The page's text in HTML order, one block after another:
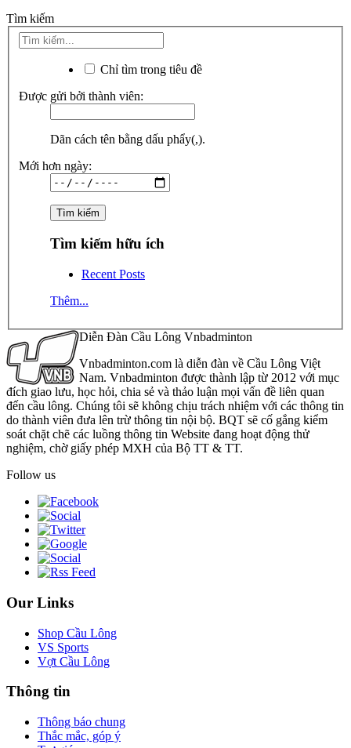
Tìm kiếm
Chỉ tìm trong tiêu đề
Được gửi bởi thành viên:
Dãn cách tên bằng dấu phẩy(,).
Mới hơn ngày:
Tìm kiếm hữu ích
Recent Posts
Thêm...
Diễn Đàn Cầu Lông Vnbadminton
Vnbadminton.com là diễn đàn về Cầu Lông Việt
Nam. Vnbadminton được thành lập từ 2012 với mục
đích giao lưu, học hỏi, chia sẻ và thảo luận mọi vấn đề liên quan
đến cầu lông. Chúng tôi sẽ không chịu trách nhiệm với các thông tin
do thành viên đưa lên trừ thông tin nội bộ. BQT sẽ cố gắng kiểm
soát chặt chẽ các luồng thông tin Website đang hoạt động thử
nghiệm, chờ giấy phép MXH của Bộ TT & TT.
Follow us
Our Links
Shop Cầu Lông
VS Sports
Vợt Cầu Lông
Thông tin
Thông báo chung
Thắc mắc, góp ý